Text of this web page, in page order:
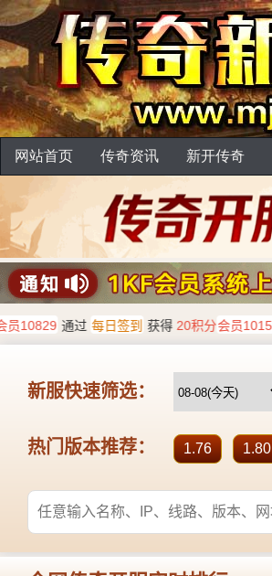
网站首页 传奇资讯 新开传奇